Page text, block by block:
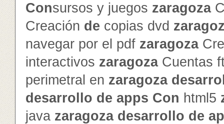
Consursos y juegos zaragoza
Creación de copias dvd
navegar por el pdf zaragoza
interactivos zaragozaCuentas
perimetral en zaragoza de
desarrollo de apps Con html5
java zaragoza desarrollo de